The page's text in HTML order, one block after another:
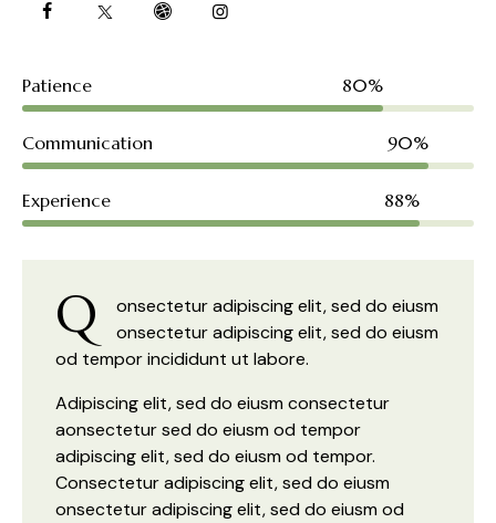
Patience 80%
Communication 90%
Experience 88%
Q
onsectetur adipiscing elit, sed do eiusm
onsectetur adipiscing elit, sed do eiusm
od tempor incididunt ut labore.
Adipiscing elit, sed do eiusm consectetur
aonsectetur sed do eiusm od tempor
adipiscing elit, sed do eiusm od tempor.
Consectetur adipiscing elit, sed do eiusm
onsectetur adipiscing elit, sed do eiusm od